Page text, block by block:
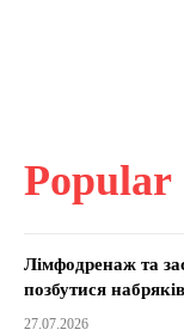
Popular
Лімфодренаж та
позбутися
27.07.2026